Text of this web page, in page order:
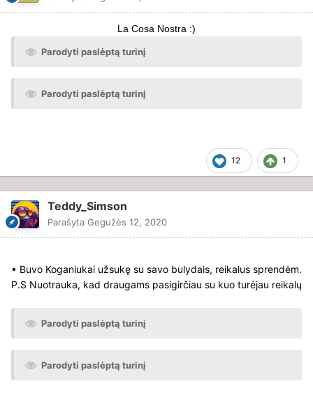
La Cosa Nostra :)
Parodyti paslėptą turinį
Parodyti paslėptą turinį
12 1
Teddy_Simson
Parašyta Gegužės 12, 2020
• Buvo Koganiukai užsukę su savo bulydais, reikalus sprendėm.
P.S Nuotrauka, kad draugams pasigirčiau su kuo turėjau reikalų
Parodyti paslėptą turinį
Parodyti paslėptą turinį